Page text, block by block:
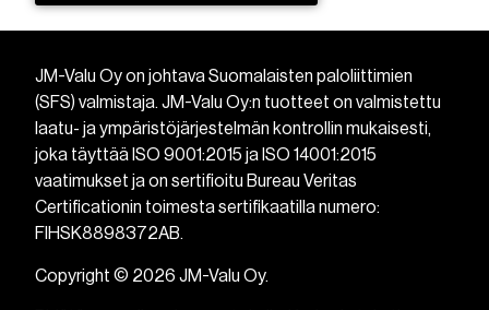
JM-Valu Oy on johtava Suomalaisten paloliittimien
(SFS) valmistaja. JM-Valu Oy:n tuotteet on valmistettu
laatu- ja ympäristöjärjestelmän kontrollin mukaisesti,
joka täyttää ISO 9001:2015 ja ISO 14001:2015
vaatimukset ja on sertifioitu Bureau Veritas
Certificationin toimesta sertifikaatilla numero:
FIHSK8898372AB.
Copyright © 2026 JM-Valu Oy.